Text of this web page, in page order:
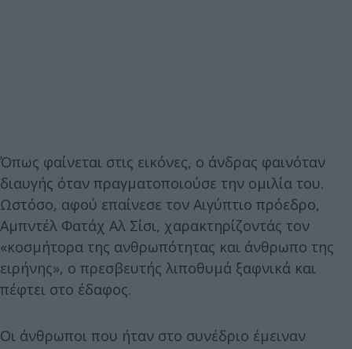
Όπως φαίνεται στις εικόνες, ο άνδρας φαινόταν
διαυγής όταν πραγματοποιούσε την ομιλία του.
Ωστόσο, αφού επαίνεσε τον Αιγύπτιο πρόεδρο,
Αμπντέλ Φατάχ Αλ Σίσι, χαρακτηρίζοντάς τον
«κοσμήτορα της ανθρωπότητας και άνθρωπο της
ειρήνης», ο πρεσβευτής λιποθυμά ξαφνικά και
πέφτει στο έδαφος.
Οι άνθρωποι που ήταν στο συνέδριο έμειναν